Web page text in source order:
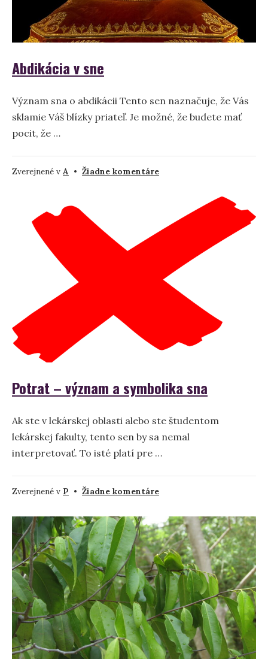
Abdikácia v sne
Význam sna o abdikácii Tento sen naznačuje, že Vás
sklamie Váš blízky priateľ. Je možné, že budete mať
pocit, že …
Zverejnené v A • Žiadne komentárena
Potrat – význam a symbolika sna
Ak ste v lekárskej oblasti alebo ste študentom
lekárskej fakulty, tento sen by sa nemal
interpretovať. To isté platí pre …
Zverejnené v P • Žiadne komentárena
význam
a
symbolika
sna